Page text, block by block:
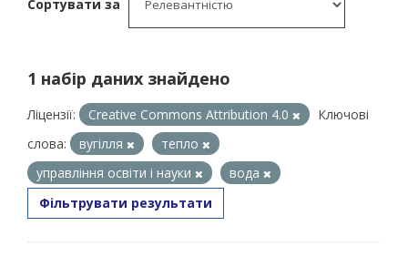
Сортувати за
1 набір даних знайдено
Ліцензії: Creative Commons Attribution 4.0
Ключові
слова:
вугілля
тепло
управління освіти і науки
вода
Фільтрувати результати